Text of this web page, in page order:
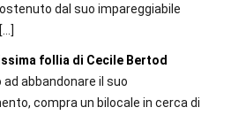
dal suo impareggiabile
[…]
follia di Cecile Bertod
abbandonare il suo
compra un bilocale in cerca di